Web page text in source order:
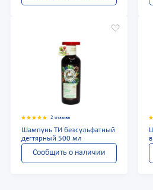
2 отзыва
Шампунь ТИ безсульфатный
дегтярный 500 мл
Сообщить о наличии